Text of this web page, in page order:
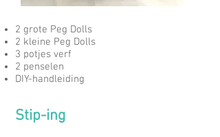
2 grote Peg Dolls
2 kleine Peg Dolls
3 potjes verf
2 penselen
DIY-handleiding
Stip-ing